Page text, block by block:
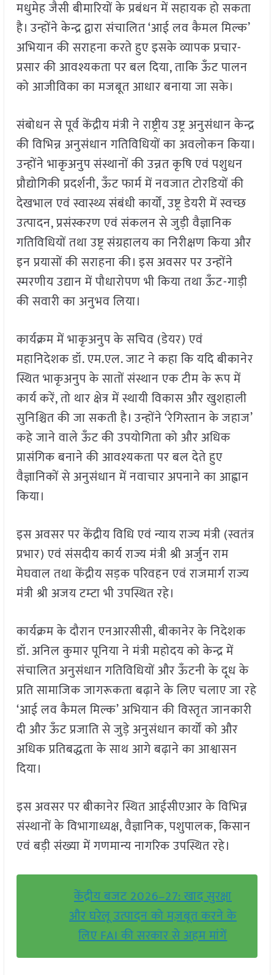
मधुमेह जैसी बीमारियों के प्रबंधन में सहायक हो सकता
है। उन्होंने केन्द्र द्वारा संचालित ‘आई लव कैमल मिल्क’
अभियान की सराहना करते हुए इसके व्यापक प्रचार-
प्रसार की आवश्यकता पर बल दिया, ताकि ऊँट पालन
को आजीविका का मजबूत आधार बनाया जा सके।
संबोधन से पूर्व केंद्रीय मंत्री ने राष्ट्रीय उष्ट्र अनुसंधान केन्द्र
की विभिन्न अनुसंधान गतिविधियों का अवलोकन किया।
उन्होंने भाकृअनुप संस्थानों की उन्नत कृषि एवं पशुधन
प्रौद्योगिकी प्रदर्शनी, ऊँट फार्म में नवजात टोरडियों की
देखभाल एवं स्वास्थ्य संबंधी कार्यों, उष्ट्र डेयरी में स्वच्छ
उत्पादन, प्रसंस्करण एवं संकलन से जुड़ी वैज्ञानिक
गतिविधियों तथा उष्ट्र संग्रहालय का निरीक्षण किया और
इन प्रयासों की सराहना की। इस अवसर पर उन्होंने
स्मरणीय उद्यान में पौधारोपण भी किया तथा ऊँट-गाड़ी
की सवारी का अनुभव लिया।
कार्यक्रम में भाकृअनुप के सचिव (डेयर) एवं
महानिदेशक डॉ. एम.एल. जाट ने कहा कि यदि बीकानेर
स्थित भाकृअनुप के सातों संस्थान एक टीम के रूप में
कार्य करें, तो थार क्षेत्र में स्थायी विकास और खुशहाली
सुनिश्चित की जा सकती है। उन्होंने ‘रेगिस्तान के जहाज’
कहे जाने वाले ऊँट की उपयोगिता को और अधिक
प्रासंगिक बनाने की आवश्यकता पर बल देते हुए
वैज्ञानिकों से अनुसंधान में नवाचार अपनाने का आह्वान
किया।
इस अवसर पर केंद्रीय विधि एवं न्याय राज्य मंत्री (स्वतंत्र
प्रभार) एवं संसदीय कार्य राज्य मंत्री श्री अर्जुन राम
मेघवाल तथा केंद्रीय सड़क परिवहन एवं राजमार्ग राज्य
मंत्री श्री अजय टम्टा भी उपस्थित रहे।
कार्यक्रम के दौरान एनआरसीसी, बीकानेर के निदेशक
डॉ. अनिल कुमार पूनिया ने मंत्री महोदय को केन्द्र में
संचालित अनुसंधान गतिविधियों और ऊँटनी के दूध के
प्रति सामाजिक जागरूकता बढ़ाने के लिए चलाए जा रहे
‘आई लव कैमल मिल्क’ अभियान की विस्तृत जानकारी
दी और ऊँट प्रजाति से जुड़े अनुसंधान कार्यों को और
अधिक प्रतिबद्धता के साथ आगे बढ़ाने का आश्वासन
दिया।
इस अवसर पर बीकानेर स्थित आईसीएआर के विभिन्न
संस्थानों के विभागाध्यक्ष, वैज्ञानिक, पशुपालक, किसान
एवं बड़ी संख्या में गणमान्य नागरिक उपस्थित रहे।
केंद्रीय बजट 2026–27: खाद सुरक्षा
और घरेलू उत्पादन को मज़बूत करने के
लिए FAI की सरकार से अहम मांगें